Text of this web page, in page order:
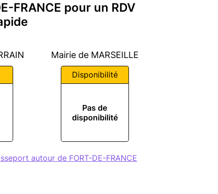
FRANCE pour un RDV
Mairie de MARSEILLE
Disponibilité
Pas de
disponibilité
autour de FORT-DE-FRANCE